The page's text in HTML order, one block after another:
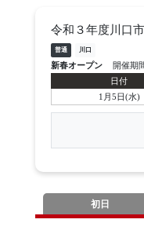
令和３年度川口
普通 川口
新春オープン
開催期
日付
1月5日(水)
初日